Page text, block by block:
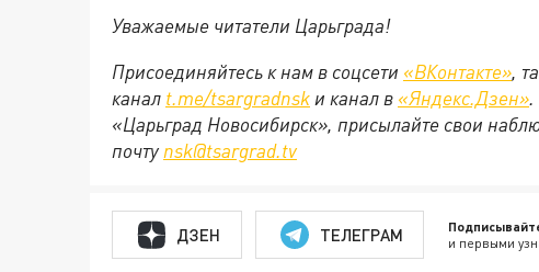
Уважаемые читатели Царьграда!
Присоединяйтесь к нам в соцсети «ВКонтакте»,
канал t.me/tsargradnsk и канал в «Яндекс.Дзен».
«Царьград Новосибирск», присылайте свои
почту nsk@tsargrad.tv
ДЗЕН ТЕЛЕГРАМ и первыми